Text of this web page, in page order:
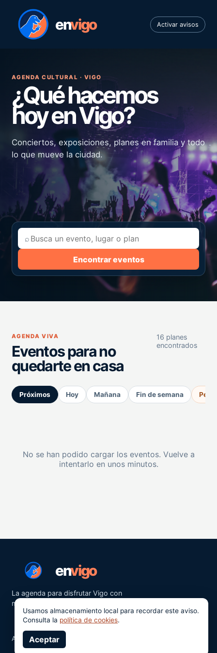
envigo Activar avisos
AGENDA CULTURAL · VIGO
¿Qué hacemos
hoy en Vigo?
Conciertos, exposiciones, planes en familia y todo
lo que mueve la ciudad.
⌕
Encontrar eventos
AGENDA VIVA
Eventos para no
quedarte en casa
16 planes
encontrados
Próximos Hoy Mañana Fin de semana
No se han podido cargar los eventos. Vuelve a
intentarlo en unos minutos.
envigo
La agenda para disfrutar Vigo con
más ganas.
Aviso legalPrivacidad
Usamos almacenamiento local para recordar este aviso.
Consulta la política de cookies.
Aceptar